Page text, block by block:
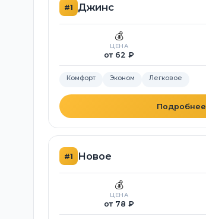
#1 Джинс
💰
ЦЕНА
от 62 ₽
Комфорт Эконом Легковое
Подробнее
#1 Новое
💰
ЦЕНА
от 78 ₽